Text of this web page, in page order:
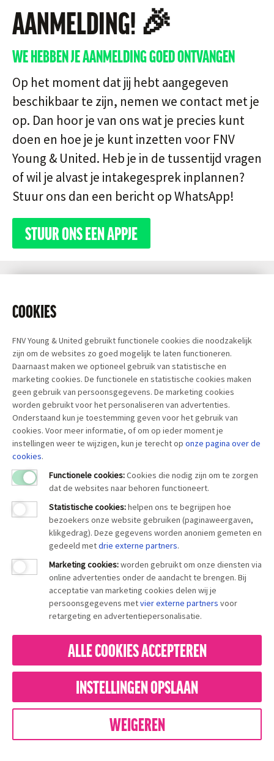
AANMELDING! 🎉
WE HEBBEN JE AANMELDING GOED ONTVANGEN
Op het moment dat jij hebt aangegeven
beschikbaar te zijn, nemen we contact met je
op. Dan hoor je van ons wat je precies kunt
doen en hoe je je kunt inzetten voor FNV
Young & United. Heb je in de tussentijd vragen
of wil je alvast je intakegesprek inplannen?
Stuur ons dan een bericht op WhatsApp!
STUUR ONS EEN APPJE
COOKIES
FNV Young & United gebruikt functionele cookies die noodzakelijk
zijn om de websites zo goed mogelijk te laten functioneren.
Daarnaast maken we optioneel gebruik van statistische en
marketing cookies. De functionele en statistische cookies maken
geen gebruik van persoonsgegevens. De marketing cookies
worden gebruikt voor het personaliseren van advertenties.
Onderstaand kun je toestemming geven voor het gebruik van
cookies. Voor meer informatie, of om op ieder moment je
instellingen weer te wijzigen, kun je terecht op onze pagina overde
cookies.
Functionele cookies:Cookies die nodig zijn om te zorgen
dat de websites naar behoren functioneert.
Statistische cookies:helpen ons te begrijpen hoe
bezoekers onze website gebruiken (paginaweergaven,
klikgedrag). Deze gegevens worden anoniem gemeten en
gedeeld metdrie externe partners.
Marketing cookies:worden gebruikt om onze diensten via
online advertenties onder de aandacht te brengen. Bij
acceptatie van marketing cookies delen wij je
persoonsgegevens metvier externe partners voor
retargeting en advertentiepersonalisatie.
ALLE COOKIES ACCEPTEREN
INSTELLINGEN OPSLAAN
WEIGEREN